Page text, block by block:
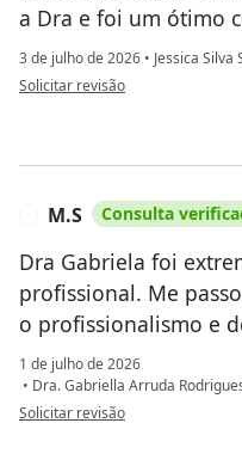
a Dra e foi um ótimo
3 de julho de 2026 • Jessica Silva
na opinião do utilizador T. C.
Solicitar revisão
M.S Consulta
Dra Gabriela foi
profissional. Me
o profissionalismo e
1 de julho de 2026
• Dra. Gabriella Arruda
na opinião do utilizador M.S
Solicitar revisão